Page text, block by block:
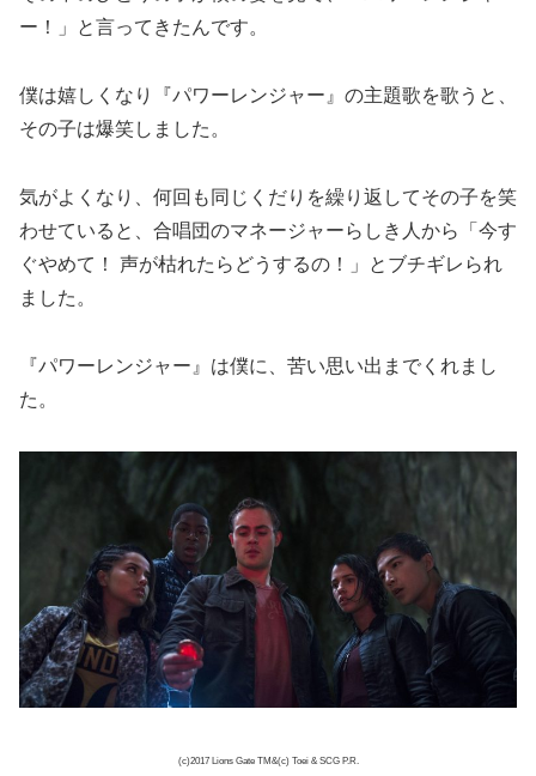
ー！」と言ってきたんです。
僕は嬉しくなり『パワーレンジャー』の主題歌を歌うと、
その子は爆笑しました。
気がよくなり、何回も同じくだりを繰り返してその子を笑
わせていると、合唱団のマネージャーらしき人から「今す
ぐやめて！ 声が枯れたらどうするの！」とブチギレられ
ました。
『パワーレンジャー』は僕に、苦い思い出までくれまし
た。
(c)2017 Lions Gate TM&(c) Toei & SCG P.R.